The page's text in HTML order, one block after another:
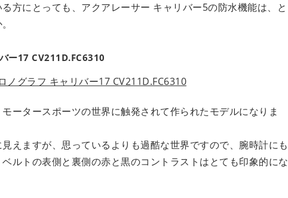
方にとっても、アクアレーサー キャリバー5の防水機能は、と
ー17 CV211D.FC6310
ータースポーツの世界に触発されて作られたモデルになりま
えますが、思っているよりも過酷な世界ですので、腕時計にも
ルトの表側と裏側の赤と黒のコントラストはとても印象的にな